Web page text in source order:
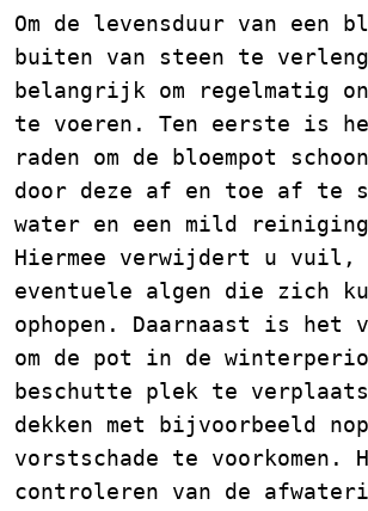
Om de levensduur van een
buiten van steen te
belangrijk om regelmatig
te voeren. Ten eerste is
raden om de bloempot
door deze af en toe af te
water en een mild
Hiermee verwijdert u vuil,
eventuele algen die zich
ophopen. Daarnaast is het
om de pot in de
beschutte plek te
dekken met bijvoorbeeld
vorstschade te voorkomen.
controleren van de